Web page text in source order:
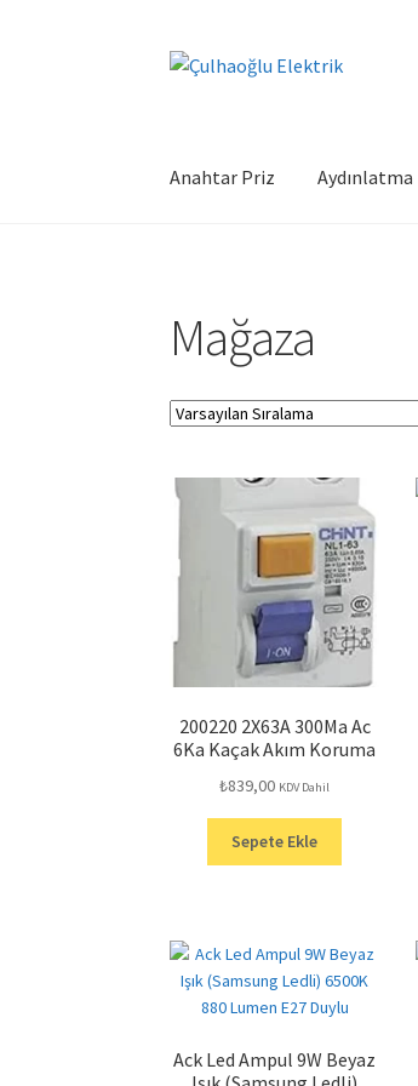
Dolaşıma
İçeriğe
Anahtar Priz Aydınlatma
Mağaza
200220 2X63A 300Ma Ac
6Ka Kaçak Akım Koruma
₺839,00 KDV Dahil
Sepete Ekle
Ack Led Ampul 9W Beyaz